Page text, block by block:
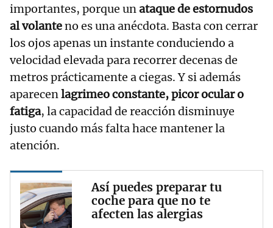
importantes, porque unataque de estornudos
al volanteno es una anécdota. Basta con cerrar
los ojos apenas un instante conduciendo a
velocidad elevada para recorrer decenas de
metros prácticamente a ciegas. Y si además
aparecenlagrimeo constante, picor ocular o
fatiga, la capacidad de reacción disminuye
justo cuando más falta hace mantener la
atención.
Así puedes preparar tu
coche para que no te
afecten las alergias